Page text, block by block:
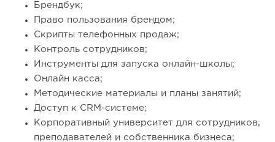
Брендбук;
Право пользования брендом;
Скрипты телефонных продаж;
Контроль сотрудников;
Инструменты для запуска онлайн-школы;
Онлайн касса;
Методические материалы и планы занятий;
Доступ к CRM-системе;
Корпоративный университет для сотрудников,
преподавателей и собственника бизнеса;